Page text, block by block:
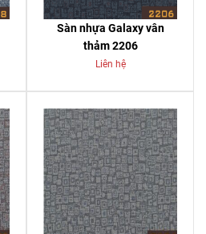
Sàn nhựa Galaxy vân
thảm 2206
Liên hệ